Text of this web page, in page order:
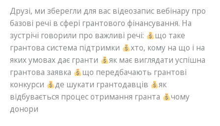
Друзі, ми зберегли для вас відеозапис вебінару про
базові речі в сфері грантового фінансування. На
зустрічі говорили про важливі речі:
що таке
грантова система підтримки
хто, кому на що і на
яких умовах дає гранти
як має виглядати успішна
грантова заявка
що передбачають грантові
конкурси
де шукати грантодавців
як
відбувається процес отримання гранта
чому
донори